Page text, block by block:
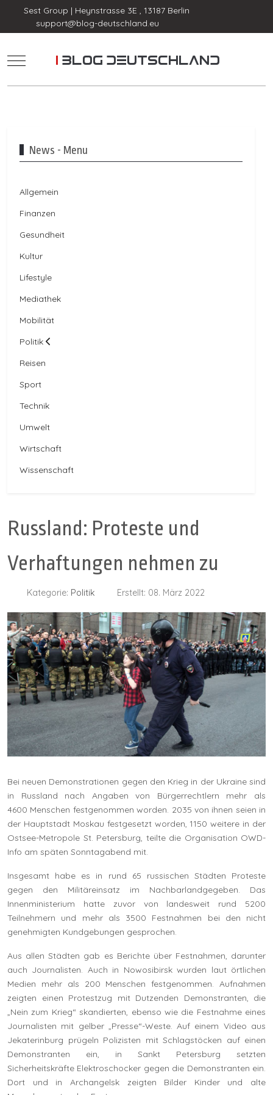
Sest Group | Heynstrasse 3E , 13187 Berlin
support@blog-deutschland.eu
Mobile Menu Toggle
News - Menu
Allgemein
Finanzen
Gesundheit
Kultur
Lifestyle
Mediathek
Mobilität
Politik
Reisen
Sport
Technik
Umwelt
Wirtschaft
Wissenschaft
Russland: Proteste und
Verhaftungen nehmen zu
Kategorie: Politik Erstellt: 08. März 2022
Bei neuen Demonstrationen gegen den Krieg in der Ukraine sind
in Russland nach Angaben von Bürgerrechtlern mehr als
4600 Menschen festgenommen worden. 2035 von ihnen seien in
der Hauptstadt Moskau festgesetzt worden, 1150 weitere in der
Ostsee-Metropole St. Petersburg, teilte die Organisation OWD-
Info am späten Sonntagabend mit.
Insgesamt habe es in rund 65 russischen Städten Proteste
gegen den Militäreinsatz im Nachbarlandgegeben. Das
Innenministerium hatte zuvor von landesweit rund 5200
Teilnehmern und mehr als 3500 Festnahmen bei den nicht
genehmigten Kundgebungen gesprochen.
Aus allen Städten gab es Berichte über Festnahmen, darunter
auch Journalisten. Auch in Nowosibirsk wurden laut örtlichen
Medien mehr als 200 Menschen festgenommen. Aufnahmen
zeigten einen Protestzug mit Dutzenden Demonstranten, die
„Nein zum Krieg“ skandierten, ebenso wie die Festnahme eines
Journalisten mit gelber „Presse“-Weste. Auf einem Video aus
Jekaterinburg prügeln Polizisten mit Schlagstöcken auf einen
Demonstranten ein, in Sankt Petersburg setzten
Sicherheitskräfte Elektroschocker gegen die Demonstranten ein.
Dort und in Archangelsk zeigten Bilder Kinder und alte